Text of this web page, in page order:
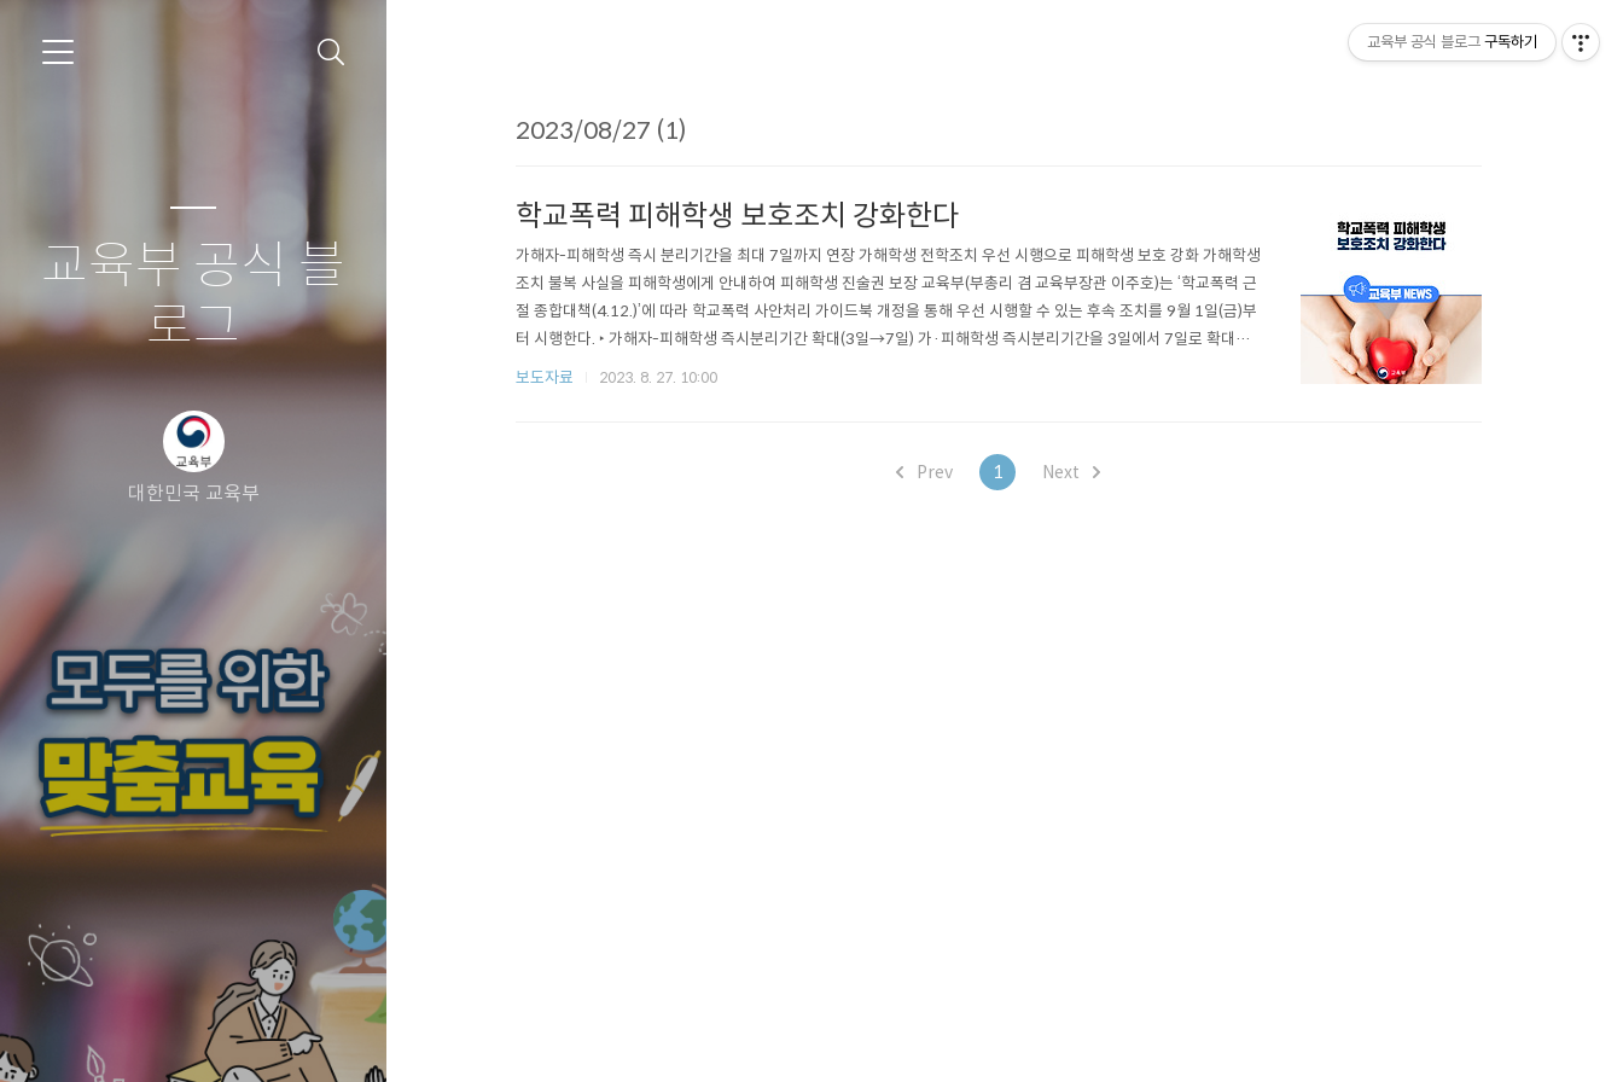
교육부 공식 블
로그
대한민국 교육부
2023/08/27 (1)
학교폭력 피해학생 보호조치 강화한다
가해자-피해학생 즉시 분리기간을 최대 7일까지 연장 가해학생 전학조치 우선 시행으로 피해학생 보호 강화 가해학생
조치 불복 사실을 피해학생에게 안내하여 피해학생 진술권 보장 교육부(부총리 겸 교육부장관 이주호)는 ‘학교폭력 근
절 종합대책(4.12.)’에 따라 학교폭력 사안처리 가이드북 개정을 통해 우선 시행할 수 있는 후속 조치를 9월 1일(금)부
터 시행한다. ‣ 가해자-피해학생 즉시분리기간 확대(3일→7일) 가·피해학생 즉시분리기간을 3일에서 7일로 확대한
다. 즉시분리기간에 휴일이 포함될 경우, 피해학생을 실질적으로 보호하는 데 어려움*이 있다는 현장의 지적에 따라, 사
보도자료 2023. 8. 27. 10:00
Prev 1 Next
교육부 공식 블로그 구독하기